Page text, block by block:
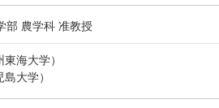
部 農学科 准教授
海大学）
大学）